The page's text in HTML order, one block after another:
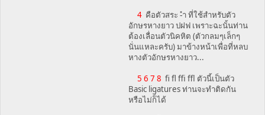
4 คือตัวสระ -ำ ที่ใช้สำหรับตัว
อักษรหางยาว ปฝฟ เพราะฉะนั้นท่าน
ต้องเลื่อนตัวนิคหิต (ตัวกลมๆเล็กๆ
นั่นแหละครับ) มาข้างหน้าเพื่อที่หลบ
หางตัวอักษรหางยาว...
5 6 7 8 fi fl ffi ffl ตัวนี้เป็นตัว
Basic ligatures ท่านจะทำติดกัน
หรือไม่ก็ได้